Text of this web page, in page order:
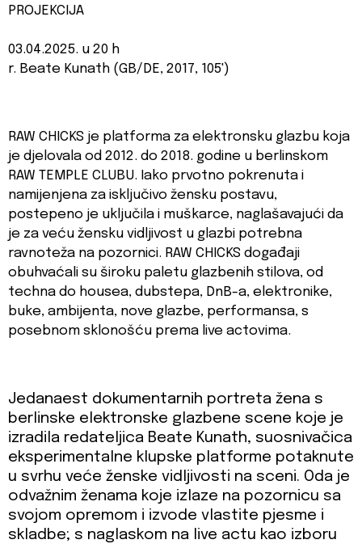
PROJEKCIJA
03.04.2025. u 20 h
r. Beate Kunath (GB/DE, 2017, 105')
RAW CHICKS je platforma za elektronsku glazbu koja
je djelovala od 2012. do 2018. godine u berlinskom
RAW TEMPLE CLUBU. Iako prvotno pokrenuta i
namijenjena za isključivo žensku postavu,
postepeno je uključila i muškarce, naglašavajući da
je za veću žensku vidljivost u glazbi potrebna
ravnoteža na pozornici. RAW CHICKS događaji
obuhvaćali su široku paletu glazbenih stilova, od
techna do housea, dubstepa, DnB-a, elektronike,
buke, ambijenta, nove glazbe, performansa, s
posebnom sklonošću prema live actovima.
Jedanaest dokumentarnih portreta žena s
berlinske elektronske glazbene scene koje je
izradila redateljica Beate Kunath, suosnivačica
eksperimentalne klupske platforme potaknute
u svrhu veće ženske vidljivosti na sceni. Oda je
odvažnim ženama koje izlaze na pozornicu sa
svojom opremom i izvode vlastite pjesme i
skladbe; s naglaskom na live actu kao izboru